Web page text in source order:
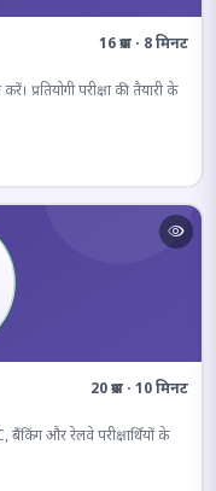
16 प्रश्न · 8 मिनट
परीक्षा की तैयारी के
20 प्रश्न · 10 मिनट
बैंकिंग और रेलवे परीक्षार्थियों के